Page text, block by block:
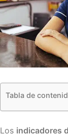
Tabla de
Los indicadores